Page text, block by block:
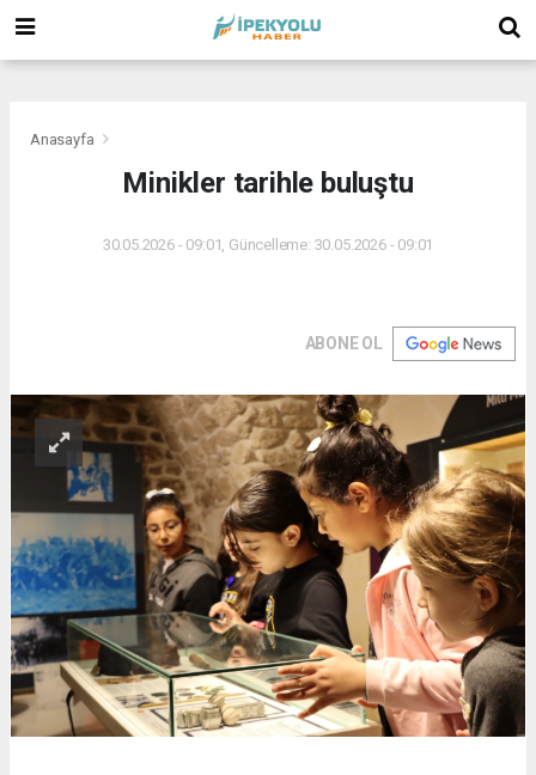
Anasayfa
Minikler tarihle buluştu
30.05.2026 - 09:01, Güncelleme: 30.05.2026 - 09:01
ABONE OL